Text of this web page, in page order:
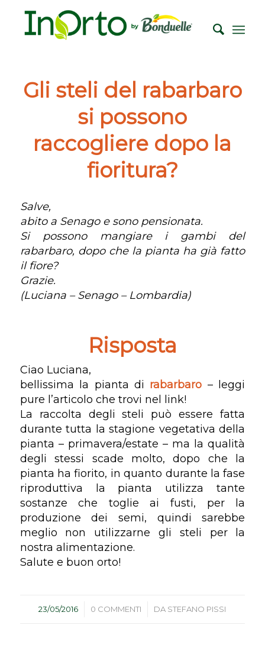
Gli steli del rabarbaro
si possono
raccogliere dopo la
fioritura?
Salve,
abito a Senago e sono pensionata.
Si possono mangiare i gambi del
rabarbaro, dopo che la pianta ha già fatto
il fiore?
Grazie.
(Luciana – Senago – Lombardia)
Risposta
Ciao Luciana,
bellissima la pianta di rabarbaro – leggi
pure l’articolo che trovi nel link!
La raccolta degli steli può essere fatta
durante tutta la stagione vegetativa della
pianta – primavera/estate – ma la qualità
degli stessi scade molto, dopo che la
pianta ha fiorito, in quanto durante la fase
riproduttiva la pianta utilizza tante
sostanze che toglie ai fusti, per la
produzione dei semi, quindi sarebbe
meglio non utilizzarne gli steli per la
nostra alimentazione.
Salute e buon orto!
23/05/2016
/ 0 COMMENTI
/ DA STEFANO PISSI